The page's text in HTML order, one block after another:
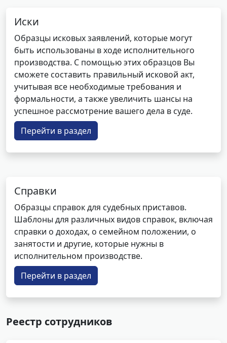
Иски
Образцы исковых заявлений, которые могут
быть использованы в ходе исполнительного
производства. С помощью этих образцов Вы
сможете составить правильный исковой акт,
учитывая все необходимые требования и
формальности, а также увеличить шансы на
успешное рассмотрение вашего дела в суде.
Перейти в раздел
Справки
Образцы справок для судебных приставов.
Шаблоны для различных видов справок, включая
справки о доходах, о семейном положении, о
занятости и другие, которые нужны в
исполнительном производстве.
Перейти в раздел
Реестр сотрудников